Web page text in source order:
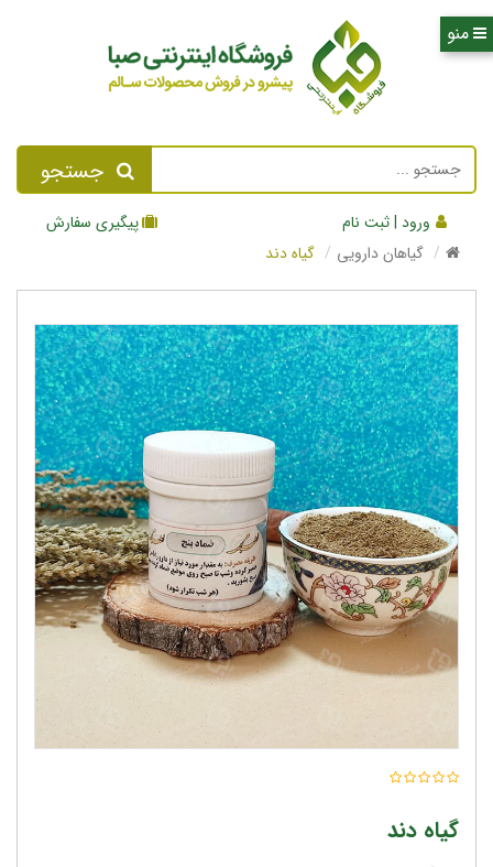
جستجو
ورود | ثبت نام
پیگیری سفارش
گیاهان دارویی
گیاه دند
گیاه دند